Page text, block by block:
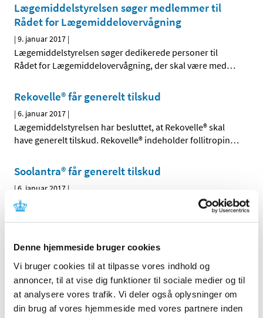
Denne hjemmeside bruger cookies
Vi bruger cookies til at tilpasse vores indhold og
annoncer, til at vise dig funktioner til sociale medier og til
at analysere vores trafik. Vi deler også oplysninger om
din brug af vores hjemmeside med vores partnere inden
Lægemiddelstyrelsen søger medlemmer til
Rådet for Lægemiddelovervågning
|9. januar 2017 |
Lægemiddelstyrelsen søger dedikerede personer til
Rådet for Lægemiddelovervågning, der skal være med…
Rekovelle® får generelt tilskud
|6. januar 2017 |
Lægemiddelstyrelsen har besluttet, at Rekovelle® skal
have generelt tilskud. Rekovelle® indeholder follitropin…
Soolantra® får generelt tilskud
|6. januar 2017 |
Lægemiddelstyrelsen har besluttet, at Soolantra® skal
have generelt tilskud med virkning fra 16. januar 2017.…
Xultophy får generelt klausuleret tilskud
|5. januar 2017|
Lægemiddelstyrelsen har besluttet, at Xultophy skal have
generelt klausuleret tilskud med virkning fra 16. januar